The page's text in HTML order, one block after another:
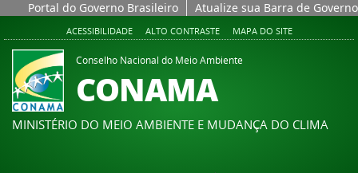
Portal do Governo Brasileiro Atualize sua Barra de Governo
ACESSIBILIDADE ALTO CONTRASTE MAPA DO SITE
Conselho Nacional do Meio Ambiente
CONAMA
MINISTÉRIO DO MEIO AMBIENTE E MUDANÇA DO CLIMA